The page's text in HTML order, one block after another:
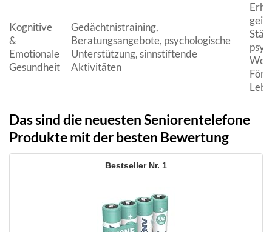
Kognitive
&
Emotionale
Gesundheit
Gedächtnistraining,
Beratungsangebote, psychologische
Unterstützung, sinnstiftende
Aktivitäten
Das sind die neuesten Seniorentelefone
Produkte mit der besten Bewertung
1